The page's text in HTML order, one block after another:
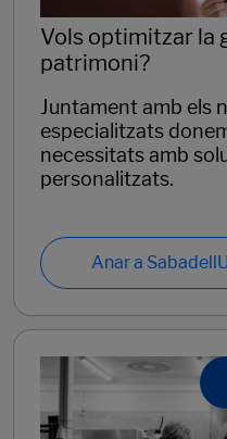
Vols optimitzar la
patrimoni?
Juntament amb els
especialitzats
necessitats amb
personalitzats.
Anar a